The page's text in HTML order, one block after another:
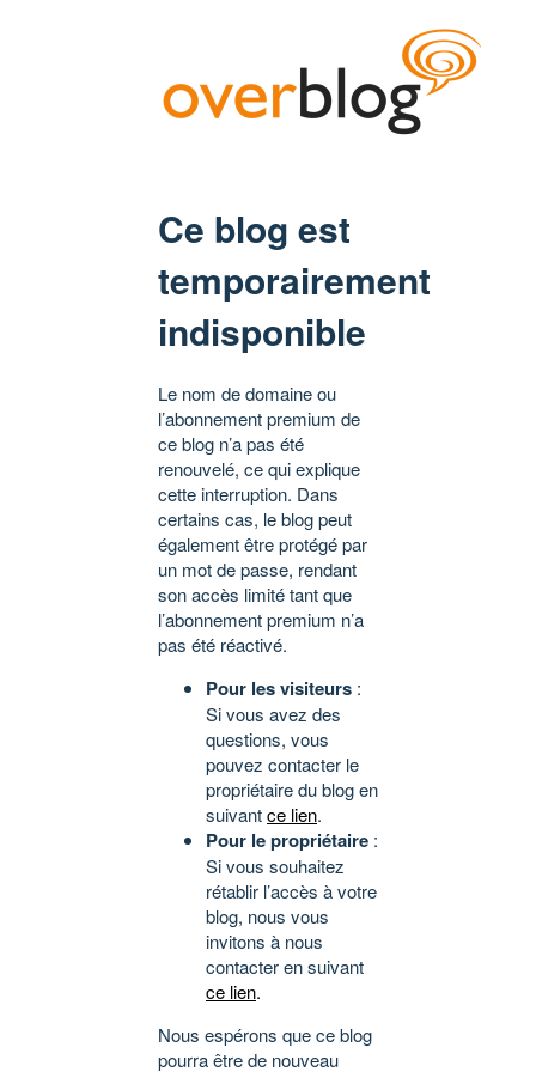
Ce blog est
temporairement
indisponible
Le nom de domaine ou
l’abonnement premium de
ce blog n’a pas été
renouvelé, ce qui explique
cette interruption. Dans
certains cas, le blog peut
également être protégé par
un mot de passe, rendant
son accès limité tant que
l’abonnement premium n’a
pas été réactivé.
Pour les visiteurs :
Si vous avez des
questions, vous
pouvez contacter le
propriétaire du blog en
suivantce lien.
Pour le propriétaire :
Si vous souhaitez
rétablir l’accès à votre
blog, nous vous
invitons à nous
contacter en suivant
ce lien.
Nous espérons que ce blog
pourra être de nouveau